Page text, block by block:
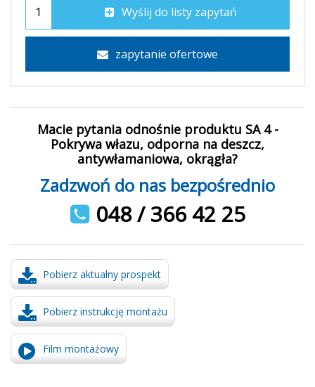
Wyślij do listy zapytań
zapytanie ofertowe
Macie pytania odnośnie produktu SA 4 -
Pokrywa włazu, odporna na deszcz,
antywłamaniowa, okrągła?
Zadzwoń do nas bezpośrednio
048 / 366 42 25
Pobierz aktualny prospekt
Pobierz instrukcję montażu
Film montażowy